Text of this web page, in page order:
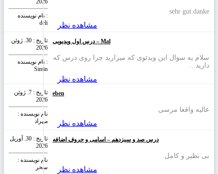
2026
نام نویسنده :
deli
sehr gut.danke
مشاهده نظر
تاریخ : 30. ژوئن
2026
نام نویسنده :
Simin
درس اول ویدیویی – Mal
سلام یه سوال این ویدئوی که میزارید چرا روی درس که
دارید…
مشاهده نظر
تاریخ : 7. ژوئن
2026
نام نویسنده :
مهراد
eben
عالیه واقعا مرسی
مشاهده نظر
تاریخ : 30. آوریل
2026
نام نویسنده :
سحر
درس صد و سیزدهم – اسامی و حروف اضافه
بی نظیر و کامل
مشاهده نظر